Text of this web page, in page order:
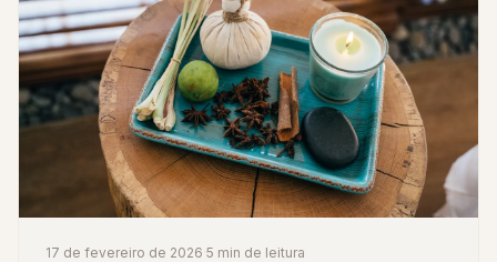
17 de fevereiro de 2026 5 min de leitura